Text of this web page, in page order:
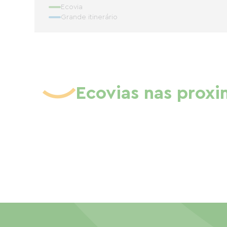
Ecovia
Grande itinerário
Ecovias nas